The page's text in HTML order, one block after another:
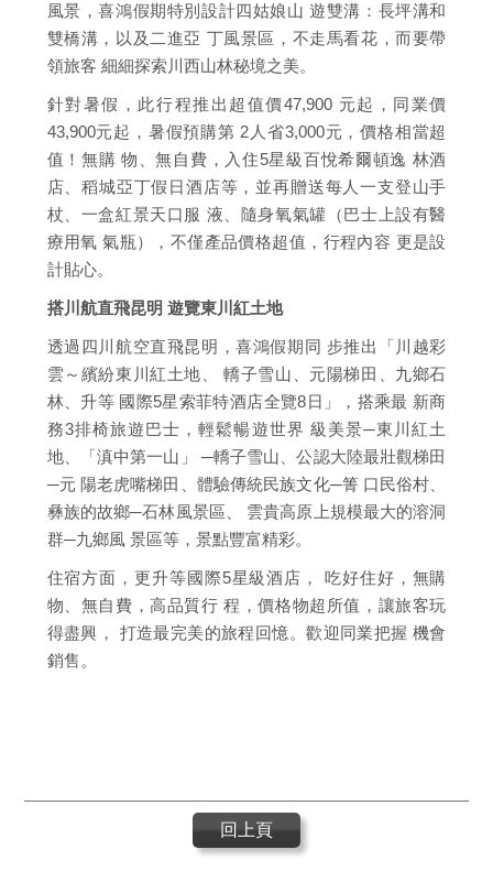
風景，喜鴻假期特別設計四姑娘山 遊雙溝：長坪溝和
雙橋溝，以及二進亞 丁風景區，不走馬看花，而要帶
領旅客 細細探索川西山林秘境之美。
針對暑假，此行程推出超值價47,900 元起，同業價
43,900元起，暑假預購第 2人省3,000元，價格相當超
值！無購 物、無自費，入住5星級百悅希爾頓逸 林酒
店、稻城亞丁假日酒店等，並再贈送每人一支登山手
杖、一盒紅景天口服 液、隨身氧氣罐（巴士上設有醫
療用氧 氣瓶），不僅產品價格超值，行程內容 更是設
計貼心。
搭川航直飛昆明 遊覽東川紅土地
透過四川航空直飛昆明，喜鴻假期同 步推出「川越彩
雲～繽紛東川紅土地、 轎子雪山、元陽梯田、九鄉石
林、升等 國際5星索菲特酒店全覽8日」，搭乘最 新商
務3排椅旅遊巴士，輕鬆暢遊世界 級美景─東川紅土
地、「滇中第一山」 ─轎子雪山、公認大陸最壯觀梯田
─元 陽老虎嘴梯田、體驗傳統民族文化─箐 口民俗村、
彝族的故鄉─石林風景區、 雲貴高原上規模最大的溶洞
群─九鄉風 景區等，景點豐富精彩。
住宿方面，更升等國際5星級酒店， 吃好住好，無購
物、無自費，高品質行 程，價格物超所值，讓旅客玩
得盡興， 打造最完美的旅程回憶。歡迎同業把握 機會
銷售。
回上頁